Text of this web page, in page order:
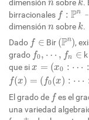
dimensión n sobre k.
birracionales f : Pn
f: n⇢
dimensión n
n sobre k
k.
Dado f ∈
f∈ Bir (Pn)
(Pn),
grado f0, ⋯ , fn ∈
f0 n ∈ k
que six = (x0 : ⋯ :
x =( 0 ⋯ :x n)
f(x) = (f0(x) : ⋯ :
f(x = 0( x ): ⋯
El grado de f
fes el
una variedad